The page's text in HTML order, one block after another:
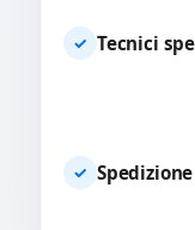
✓ Tecnici
✓